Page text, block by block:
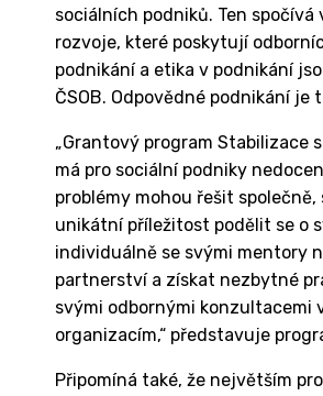
sociálních podniků. Ten
rozvoje, které poskytují
podnikání a etika v podnikání
ČSOB. Odpovědné podnikání
„Grantový program Stabilizace
má pro sociální podniky
problémy mohou řešit
unikátní příležitost podělit se o
individuálně se svými mentory
partnerství a získat nezbytné
svými odbornými
organizacím,“ představuje
Připomíná také, že největším